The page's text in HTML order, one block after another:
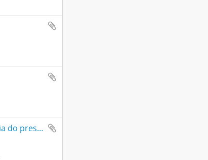
Universitários do Brasil numa demonstração esportiva, na data natalícia do presidente Vargas